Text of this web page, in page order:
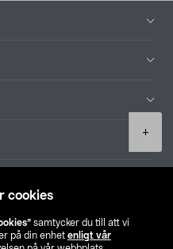
cookies
samtycker du till att vi
på din enhet enligt vår
+
butik